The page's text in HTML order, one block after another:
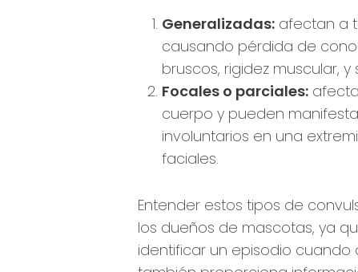
Generalizadas: afectan a
causando pérdida de
bruscos, rigidez muscular,
Focales o parciales:
cuerpo y pueden
involuntarios en una
faciales.
Entender estos tipos de
los dueños de mascotas, ya
identificar un episodio cuando